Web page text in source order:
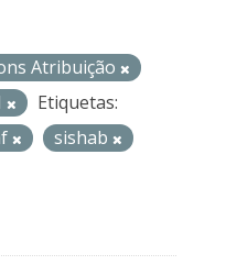
Atribuição
Etiquetas:
sishab